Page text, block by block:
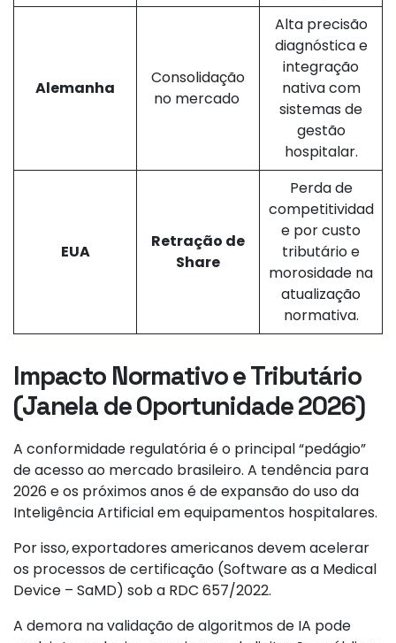
Alemanha
Consolidação
no mercado
Alta precisão
diagnóstica e
integração
nativa com
sistemas de
gestão
hospitalar.
EUA
Retração de
Share
Perda de
competitividad
e por custo
tributário e
morosidade na
atualização
normativa.
Impacto Normativo e Tributário
(Janela de Oportunidade 2026)
A conformidade regulatória é o principal “pedágio”
de acesso ao mercado brasileiro. A tendência para
2026 e os próximos anos é de expansão do uso da
Inteligência Artificial em equipamentos hospitalares.
Por isso,exportadores americanos devem acelerar
os processos de certificação (Software as a Medical
Device – SaMD) sob a RDC 657/2022.
A demora na validação de algoritmos de IA pode